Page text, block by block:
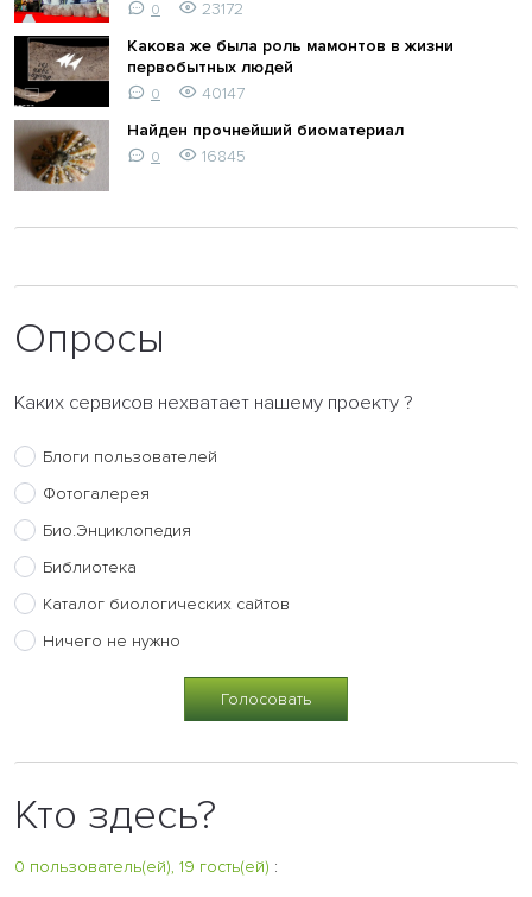
0
23172
Какова же была роль мамонтов в жизни
первобытных людей
0
40147
Найден прочнейший биоматериал
0 16845
Опросы
Каких сервисов нехватает нашему проекту ?
Блоги пользователей
Фотогалерея
Био.Энциклопедия
Библиотека
Каталог биологических сайтов
Ничего не нужно
Кто здесь?
0 пользователь(ей), 19 гость(ей) :